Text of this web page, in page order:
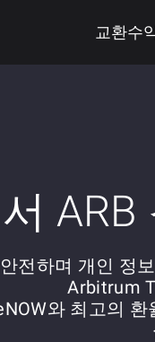
교환수
전하며 개인 정
Arbitrum
와 최고의